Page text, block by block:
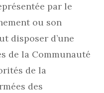
par le
ou son
disposer d’une
de la Communauté
de la
des